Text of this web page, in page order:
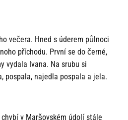
večera. Hned s úderem půlnoci
příchodu. První se do černé,
vydala Ivana. Na srubu si
pospala, najedla pospala a jela.
v Maršovském údolí stále